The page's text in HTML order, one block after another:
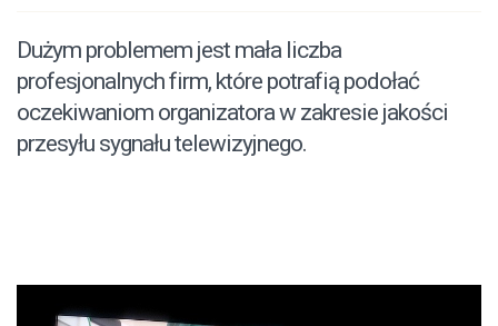
Dużym problemem jest mała liczba
profesjonalnych firm, które potrafią podołać
oczekiwaniom organizatora w zakresie jakości
przesyłu sygnału telewizyjnego.